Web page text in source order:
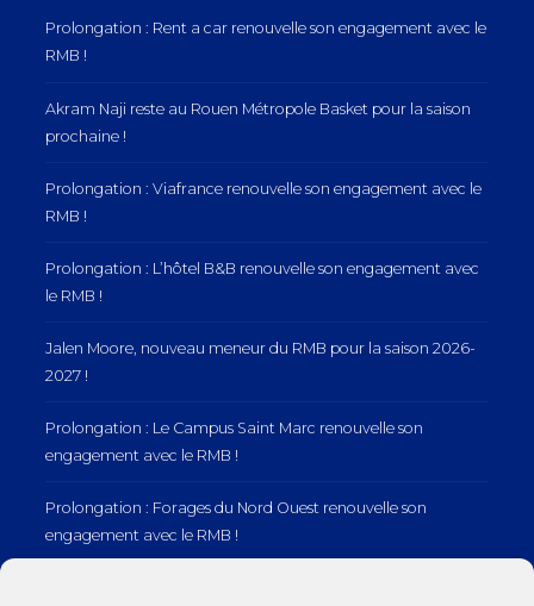
Prolongation : Rent a car renouvelle son engagement avec le
RMB !
Akram Naji reste au Rouen Métropole Basket pour la saison
prochaine !
Prolongation : Viafrance renouvelle son engagement avec le
RMB !
Prolongation : L’hôtel B&B renouvelle son engagement avec
le RMB !
Jalen Moore, nouveau meneur du RMB pour la saison 2026-
2027 !
Prolongation : Le Campus Saint Marc renouvelle son
engagement avec le RMB !
Prolongation : Forages du Nord Ouest renouvelle son
engagement avec le RMB !